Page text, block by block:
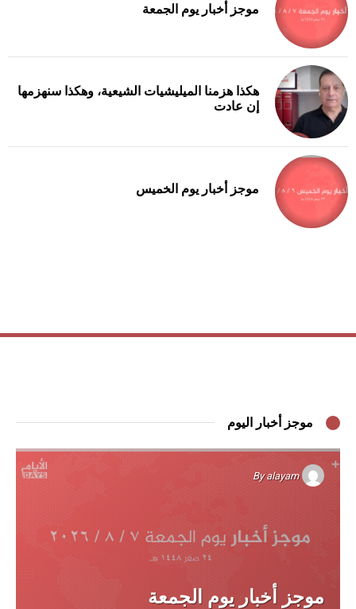
موجز أخبار يوم الجمعة
هكذا هزمنا الميليشيات الشيعية، وهكذا سنهزمها
إن عادت
موجز أخبار يوم الخميس
موجز أخبار اليوم
Byalayam
موجز أخبار يوم الجمعة